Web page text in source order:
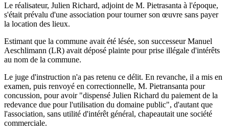
Le réalisateur, Julien Richard, adjoint de M. Pietrasanta à l'époque,
s'était prévalu d'une association pour tourner son œuvre sans payer
la location des lieux.
Estimant que la commune avait été lésée, son successeur Manuel
Aeschlimann (LR) avait déposé plainte pour prise illégale d'intérêts
au nom de la commune.
Le juge d'instruction n'a pas retenu ce délit. En revanche, il a mis en
examen, puis renvoyé en correctionnelle, M. Pietransanta pour
concussion, pour avoir "dispensé Julien Richard du paiement de la
redevance due pour l'utilisation du domaine public", d'autant que
l'association, sans utilité d'intérêt général, chapeautait une société
commerciale.